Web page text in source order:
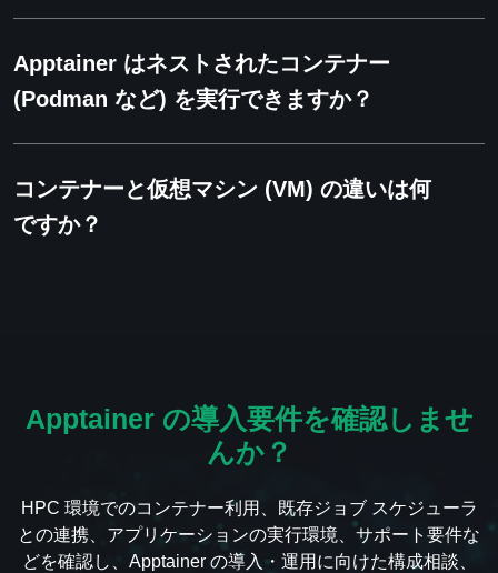
Apptainer はネストされたコンテナー
(Podman など) を実行できますか？
コンテナーと仮想マシン (VM) の違いは何
ですか？
Apptainer の導入要件を確認しませ
んか？
HPC 環境でのコンテナー利用、既存ジョブ スケジューラ
との連携、アプリケーションの実行環境、サポート要件な
どを確認し、Apptainer の導入・運用に向けた構成相談、